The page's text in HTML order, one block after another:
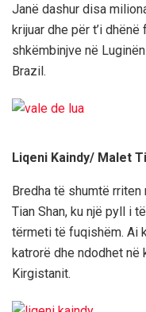
Janë dashur disa
krijuar dhe për t’i
shkëmbinjve në
Brazil.
Liqeni Kaindy/ Malet
Bredha të shumtë
Tian Shan, ku një pyll i
tërmeti të fuqishëm. Ai
katrorë dhe ndodhet
Kirgistanit.